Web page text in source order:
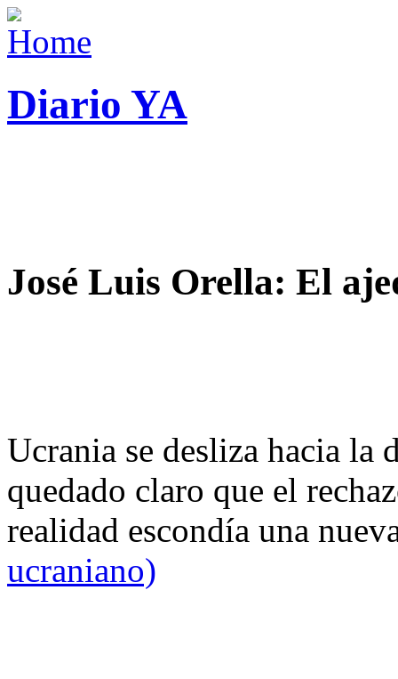
Diario YA
José Luis Orella: El
Ucrania se desliza hacia
quedado claro que el
realidad escondía una
ucraniano)